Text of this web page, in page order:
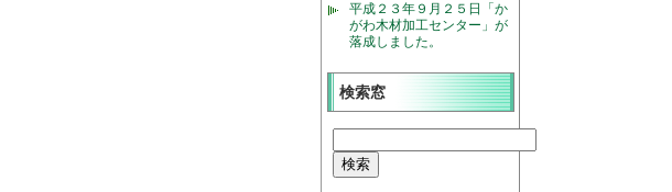
平成２３年９月２５日「か
がわ木材加工センター」が
落成しました。
検索窓